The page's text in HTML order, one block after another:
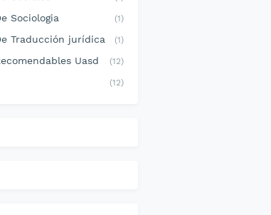
Sociologia (1)
Traducción jurídica (1)
Uasd (12)
(12)